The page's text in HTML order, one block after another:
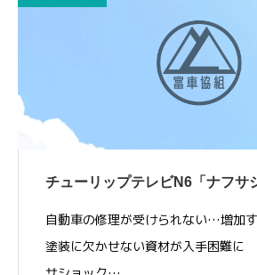
チューリップテレビN6「ナフサ
自動車の修理が受けられない…増加
塗装に欠かせない資材が入手困難に